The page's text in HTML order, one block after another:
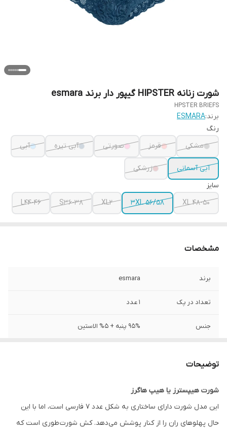
شورت زنانه HIPSTER گیپور دار برند esmara
HPSTER BRIEFS
برند:ESMARA
رنگ
مشکی
قرمز صورتی آبی تیره آبی
آبی آسمانی
زرشکی
سایز
XL 48-50
3XL 56/58
XL2
S36-38
L44-46
مشخصات
برند esmara
تعداد در پک 1 عدد
جنس 95% پنبه + 5% الاستین
قابلیت بازگشت
فرم HIPSTER
توضیحات
شورت هیپسترز یا هیپ هاگرز
این مدل شورت دارای ساختاری به شکل عدد ۷ فارسی است، اما با این
حال پهلوهای ران را از کنار پوشش می‌دهد. کش شورت طوری است که